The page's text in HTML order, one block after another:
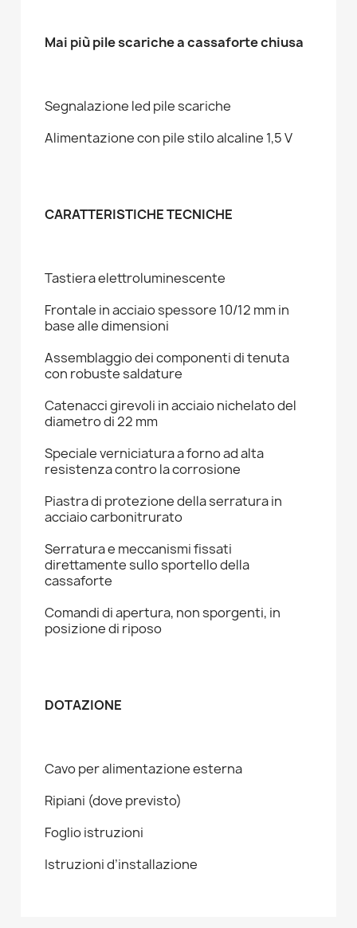
Mai più pile scariche a cassaforte chiusa
Segnalazione led pile scariche
Alimentazione con pile stilo alcaline 1,5 V
CARATTERISTICHE TECNICHE
Tastiera elettroluminescente
Frontale in acciaio spessore 10/12 mm in
base alle dimensioni
Assemblaggio dei componenti di tenuta
con robuste saldature
Catenacci girevoli in acciaio nichelato del
diametro di 22 mm
Speciale verniciatura a forno ad alta
resistenza contro la corrosione
Piastra di protezione della serratura in
acciaio carbonitrurato
Serratura e meccanismi fissati
direttamente sullo sportello della
cassaforte
Comandi di apertura, non sporgenti, in
posizione di riposo
DOTAZIONE
Cavo per alimentazione esterna
Ripiani (dove previsto)
Foglio istruzioni
Istruzioni d’installazione